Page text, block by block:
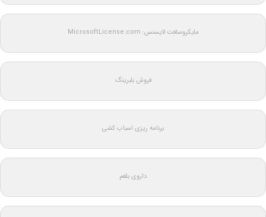
مایکروسافت لایسنس: MicrosoftLicense.com
فروش بلبرینگ
برنامه ریزی اسباب کشی
داروی بلغم